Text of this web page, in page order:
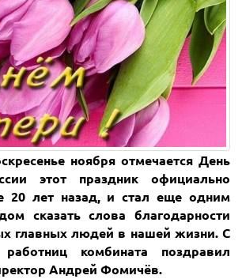
ноября отмечается День
этот праздник официально
20 лет назад, и стал еще одним
сказать слова благодарности
главных людей в нашей жизни. С
комбината поздравил
Андрей Фомичёв.